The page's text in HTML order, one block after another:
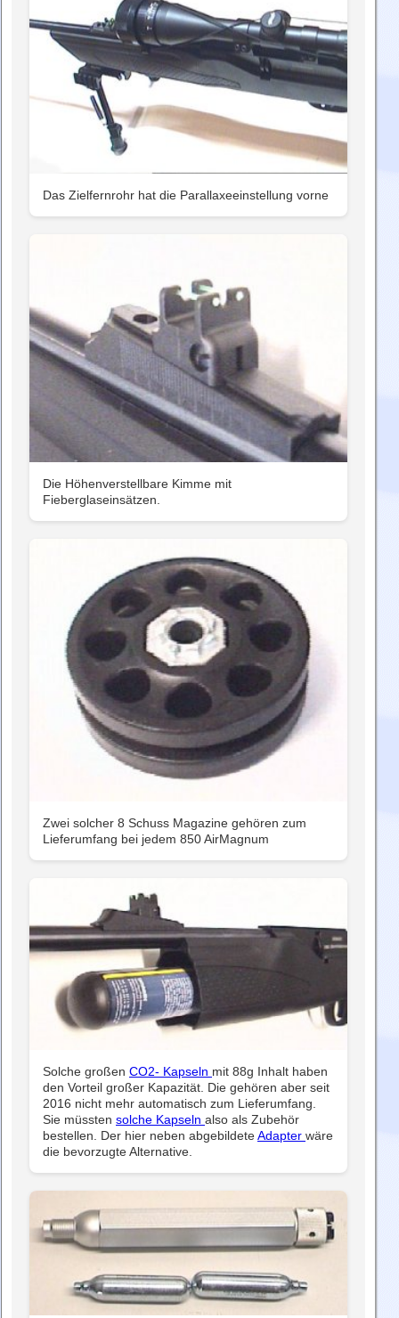
Das Zielfernrohr hat die Parallaxeeinstellung vorne
Die Höhenverstellbare Kimme mit
Fieberglaseinsätzen.
Zwei solcher 8 Schuss Magazine gehören zum
Lieferumfang bei jedem 850 AirMagnum
Solche großen CO2- Kapseln mit 88g Inhalt haben
den Vorteil großer Kapazität. Die gehören aber seit
2016 nicht mehr automatisch zum Lieferumfang.
Sie müssten solche Kapseln also als Zubehör
bestellen. Der hier neben abgebildeteAdapter wäre
die bevorzugte Alternative.